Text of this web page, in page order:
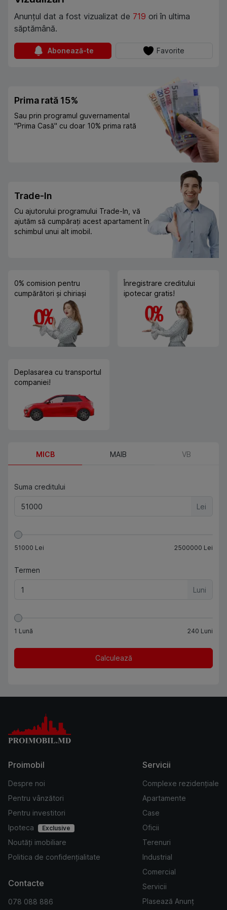
Anunțul dat a fost vizualizat de 719 ori în ultima
săptămână.
Abonează-te Favorite
Prima rată 15%
Sau prin programul guvernamental
"Prima Casă" cu doar 10% prima rată
Trade-In
Cu ajutorului programului Trade-In, vă
ajutăm să cumpărați acest apartament în
schimbul unui alt imobil.
0% comision pentru
cumpărători și chiriași
Înregistrare creditului
ipotecar gratis!
Deplasarea cu transportul
companiei!
MICB MAIB VB
Suma creditului
Lei
51000 Lei 2500000 Lei
Termen
Luni
1 Lună 240 Luni
Calculează
Proimobil
Despre noi
Pentru vânzători
Pentru investitori
Ipoteca
Exclusive
Noutăți imobiliare
Politica de confidențialitate
Servicii
Complexe rezidențiale
Apartamente
Case
Oficii
Terenuri
Industrial
Comercial
Servicii
Plasează Anunț
Contacte
078 088 886